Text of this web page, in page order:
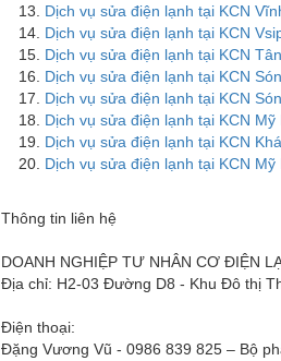
Dịch vụ sửa điện lạnh tại KCN
Dịch vụ sửa điện lạnh tại KCN
Dịch vụ sửa điện lạnh tại KCN
Dịch vụ sửa điện lạnh tại KCN
Dịch vụ sửa điện lạnh tại KCN
Dịch vụ sửa điện lạnh tại KCN Mỹ
Dịch vụ sửa điện lạnh tại KCN
Dịch vụ sửa điện lạnh tại KCN Mỹ
Thông tin liên hệ
DOANH NGHIỆP TƯ NHÂN CƠ ĐIỆN
Địa chỉ: H2-03 Đường D8 - Khu Đô thị
Điện thoại:
Đặng Vương Vũ - 0986 839 825 – Bộ